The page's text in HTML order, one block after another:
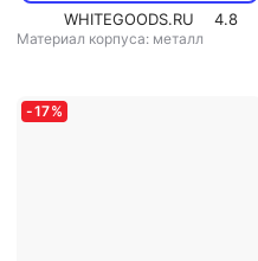
WHITEGOODS.RU
4.8
Материал корпуса: металл
-17%